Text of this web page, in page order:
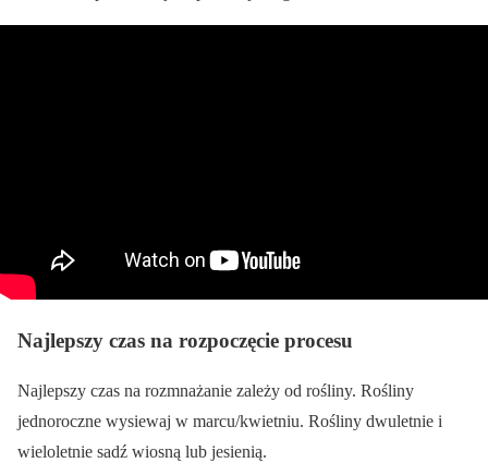
Najlepszy czas na rozpoczęcie procesu
Najlepszy czas na rozmnażanie zależy od rośliny. Rośliny
jednoroczne wysiewaj w marcu/kwietniu. Rośliny dwuletnie i
wieloletnie sadź wiosną lub jesienią.